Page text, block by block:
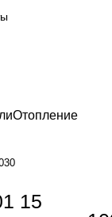
Отопление
15